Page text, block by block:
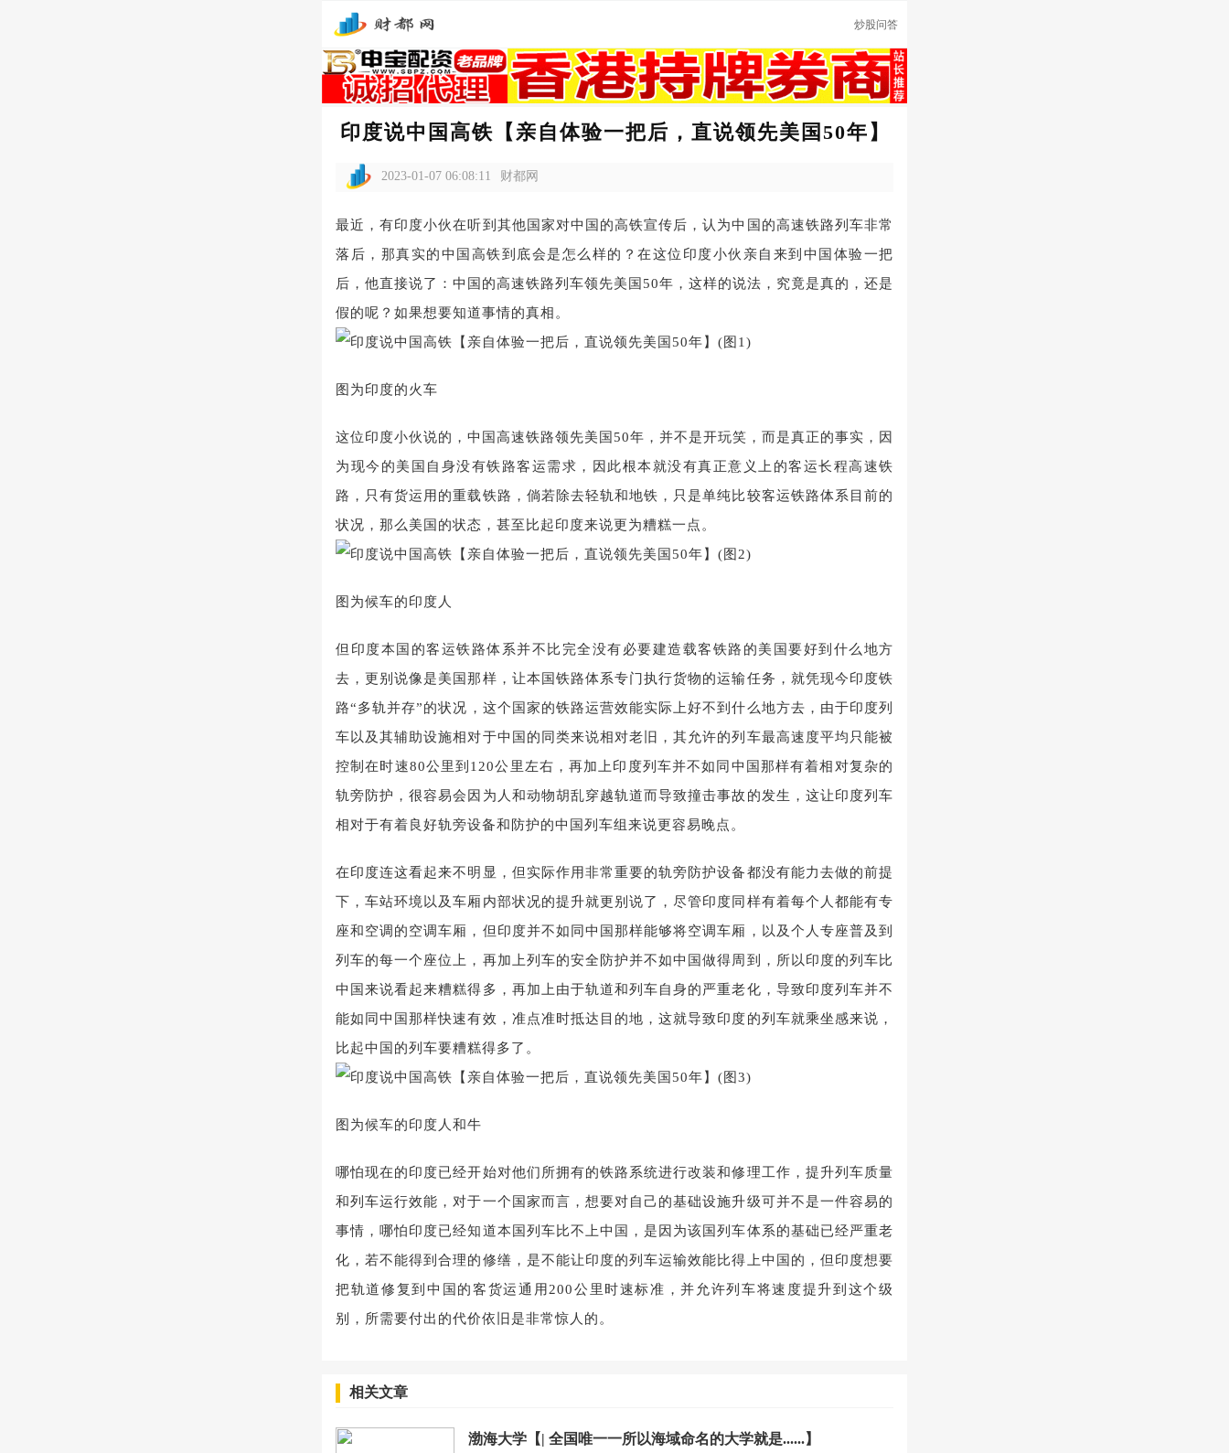
炒股问答
印度说中国高铁【亲自体验一把后，直说领先美国50年】
2023-01-07 06:08:11 财都网
最近，有印度小伙在听到其他国家对中国的高铁宣传后，认为中国的高速铁路列车非常
落后，那真实的中国高铁到底会是怎么样的？在这位印度小伙亲自来到中国体验一把
后，他直接说了：中国的高速铁路列车领先美国50年，这样的说法，究竟是真的，还是
假的呢？如果想要知道事情的真相。
图为印度的火车
这位印度小伙说的，中国高速铁路领先美国50年，并不是开玩笑，而是真正的事实，因
为现今的美国自身没有铁路客运需求，因此根本就没有真正意义上的客运长程高速铁
路，只有货运用的重载铁路，倘若除去轻轨和地铁，只是单纯比较客运铁路体系目前的
状况，那么美国的状态，甚至比起印度来说更为糟糕一点。
图为候车的印度人
但印度本国的客运铁路体系并不比完全没有必要建造载客铁路的美国要好到什么地方
去，更别说像是美国那样，让本国铁路体系专门执行货物的运输任务，就凭现今印度铁
路“多轨并存”的状况，这个国家的铁路运营效能实际上好不到什么地方去，由于印度列
车以及其辅助设施相对于中国的同类来说相对老旧，其允许的列车最高速度平均只能被
控制在时速80公里到120公里左右，再加上印度列车并不如同中国那样有着相对复杂的
轨旁防护，很容易会因为人和动物胡乱穿越轨道而导致撞击事故的发生，这让印度列车
相对于有着良好轨旁设备和防护的中国列车组来说更容易晚点。
在印度连这看起来不明显，但实际作用非常重要的轨旁防护设备都没有能力去做的前提
下，车站环境以及车厢内部状况的提升就更别说了，尽管印度同样有着每个人都能有专
座和空调的空调车厢，但印度并不如同中国那样能够将空调车厢，以及个人专座普及到
列车的每一个座位上，再加上列车的安全防护并不如中国做得周到，所以印度的列车比
中国来说看起来糟糕得多，再加上由于轨道和列车自身的严重老化，导致印度列车并不
能如同中国那样快速有效，准点准时抵达目的地，这就导致印度的列车就乘坐感来说，
比起中国的列车要糟糕得多了。
图为候车的印度人和牛
哪怕现在的印度已经开始对他们所拥有的铁路系统进行改装和修理工作，提升列车质量
和列车运行效能，对于一个国家而言，想要对自己的基础设施升级可并不是一件容易的
事情，哪怕印度已经知道本国列车比不上中国，是因为该国列车体系的基础已经严重老
化，若不能得到合理的修缮，是不能让印度的列车运输效能比得上中国的，但印度想要
把轨道修复到中国的客货运通用200公里时速标准，并允许列车将速度提升到这个级
别，所需要付出的代价依旧是非常惊人的。
相关文章
渤海大学【| 全国唯一一所以海域命名的大学就是......】